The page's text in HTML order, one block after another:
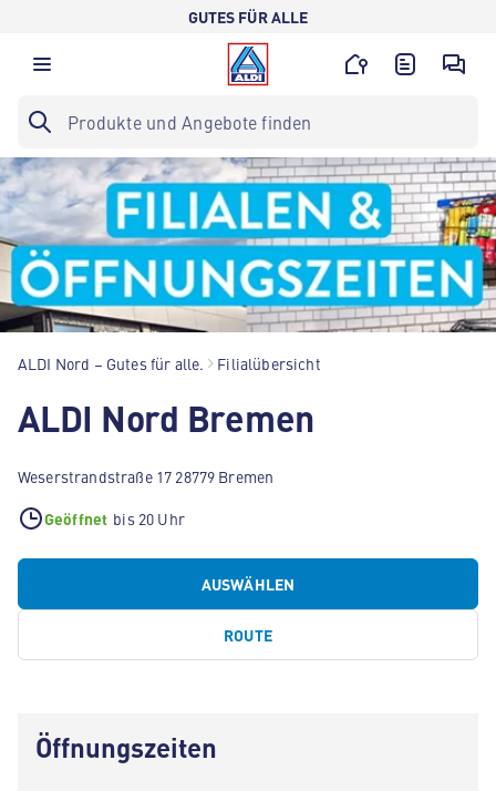
GUTES FÜR ALLE
ALDI Nord – Gutes für alle. Filialübersicht
ALDI Nord Bremen
Weserstrandstraße 17 28779 Bremen
Geöffnet bis 20 Uhr
AUSWÄHLEN
ROUTE
Öffnungszeiten